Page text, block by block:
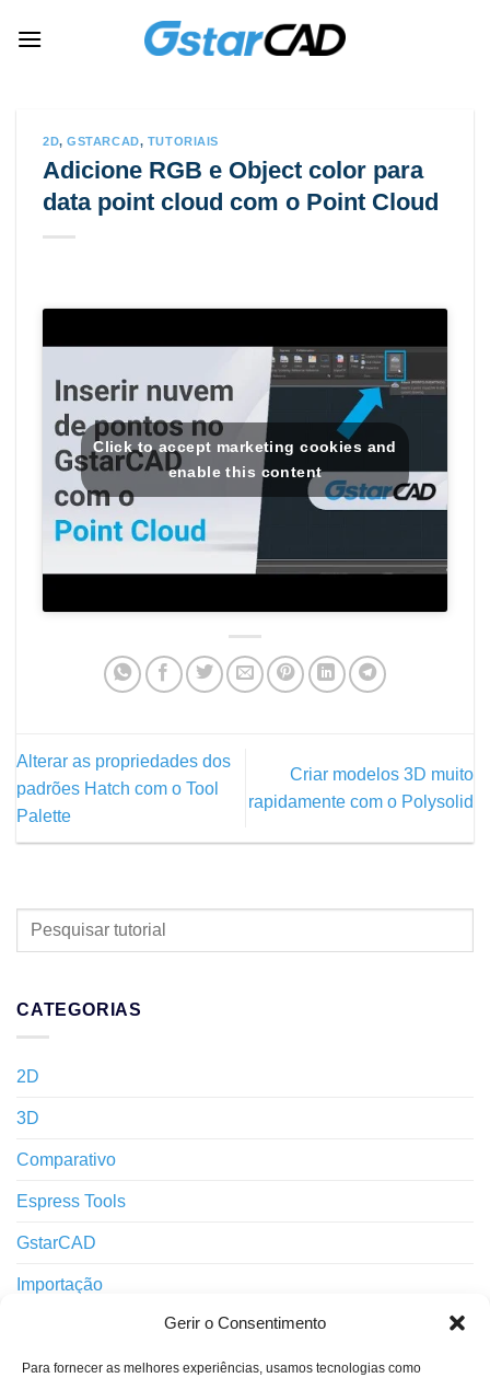
Gerir o Consentimento
Para fornecer as melhores experiências, usamos tecnologias como
PESQUISAR
TUTORIAL
CATEGORIAS
2D
3D
Comparativo
Espress Tools
GstarCAD
Importação
Interface
2D,GSTARCAD, TUTORIAIS
Adicione RGB e Object color para
data point cloud com o Point Cloud
Click to accept marketing cookies and
enable this content
Alterar as propriedades dos
padrões Hatch com o Tool
Palette
Criar modelos 3D muito
rapidamente com o Polysolid